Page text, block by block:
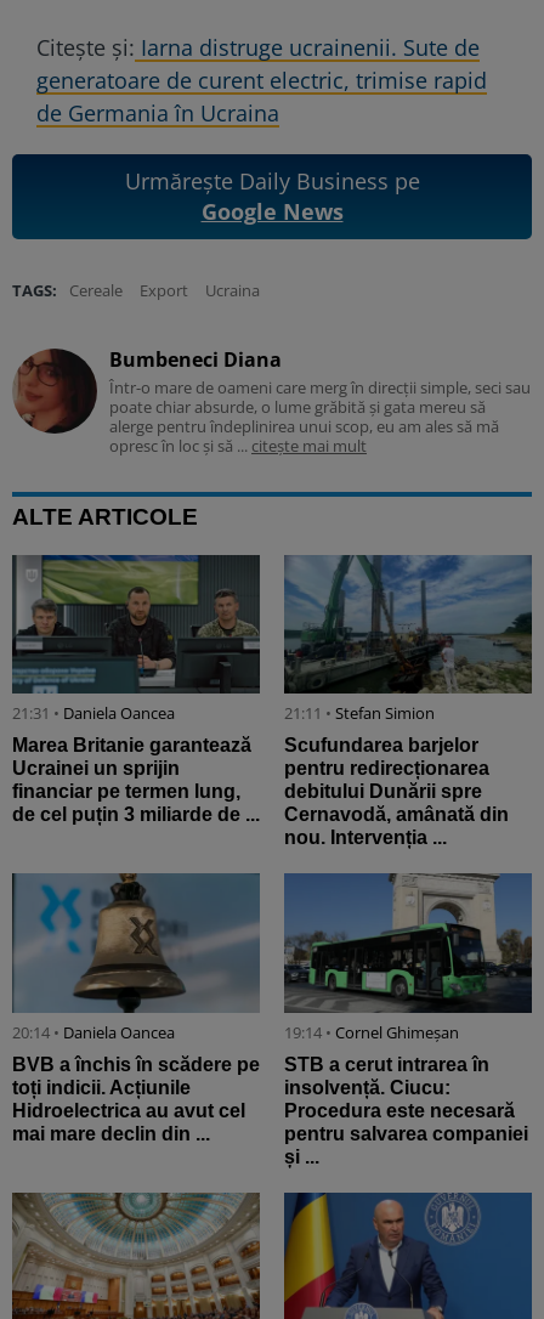
Citește și: Iarna distruge ucrainenii. Sute de
generatoare de curent electric, trimise rapid
de Germania în Ucraina
Urmărește Daily Business pe
Google News
TAGS: Cereale Export Ucraina
Bumbeneci Diana
Într-o mare de oameni care merg în direcții simple, seci sau
poate chiar absurde, o lume grăbită și gata mereu să
alerge pentru îndeplinirea unui scop, eu am ales să mă
opresc în loc și să ... citește mai mult
ALTE ARTICOLE
21:31 • Daniela Oancea
Marea Britanie garantează
Ucrainei un sprijin
financiar pe termen lung,
de cel puțin 3 miliarde de ...
21:11 • Stefan Simion
Scufundarea barjelor
pentru redirecționarea
debitului Dunării spre
Cernavodă, amânată din
nou. Intervenția ...
20:14 • Daniela Oancea
BVB a închis în scădere pe
toți indicii. Acțiunile
Hidroelectrica au avut cel
mai mare declin din ...
19:14 • Cornel Ghimeșan
STB a cerut intrarea în
insolvență. Ciucu:
Procedura este necesară
pentru salvarea companiei
și ...